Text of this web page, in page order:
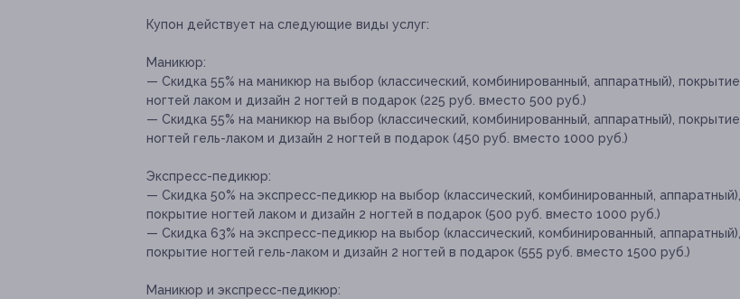
Купон действует на следующие виды услуг:
Маникюр:
— Скидка 55% на маникюр на выбор (классический, комбинированный, аппаратный), покрытие
ногтей лаком и дизайн 2 ногтей в подарок (225 руб. вместо 500 руб.)
— Скидка 55% на маникюр на выбор (классический, комбинированный, аппаратный), покрытие
ногтей гель-лаком и дизайн 2 ногтей в подарок (450 руб. вместо 1000 руб.)
Экспресс-педикюр:
— Скидка 50% на экспресс-педикюр на выбор (классический, комбинированный, аппаратный),
покрытие ногтей лаком и дизайн 2 ногтей в подарок (500 руб. вместо 1000 руб.)
— Скидка 63% на экспресс-педикюр на выбор (классический, комбинированный, аппаратный),
покрытие ногтей гель-лаком и дизайн 2 ногтей в подарок (555 руб. вместо 1500 руб.)
Маникюр и экспресс-педикюр: